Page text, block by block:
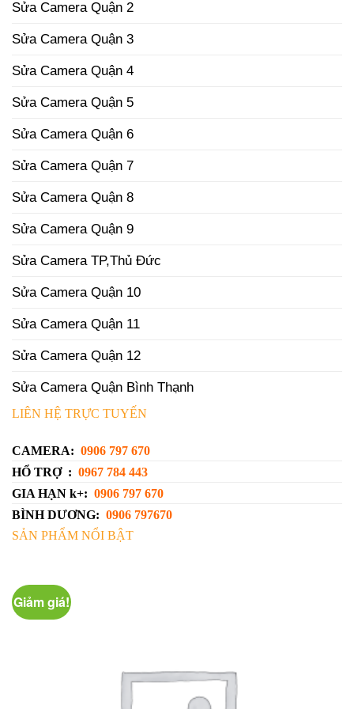
Sửa Camera Quận 2
Sửa Camera Quận 3
Sửa Camera Quận 4
Sửa Camera Quận 5
Sửa Camera Quận 6
Sửa Camera Quận 7
Sửa Camera Quận 8
Sửa Camera Quận 9
Sửa Camera TP,Thủ Đức
Sửa Camera Quận 10
Sửa Camera Quận 11
Sửa Camera Quận 12
Sửa Camera Quận Bình Thạnh
LIÊN HỆ TRỰC TUYẾN
CAMERA: 0906 797 670
HỔ TRỢ : 0967 784 443
GIA HẠN k+: 0906 797 670
BÌNH DƯƠNG: 0906 797670
SẢN PHẨM NỔI BẬT
Giảm giá!